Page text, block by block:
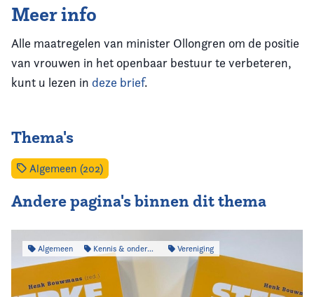
Meer info
Alle maatregelen van minister Ollongren om de positie
van vrouwen in het openbaar bestuur te verbeteren,
kunt u lezen in deze brief.
Thema's
Algemeen (202)
Andere pagina's binnen dit thema
Algemeen Kennis & onderzoek Vereniging